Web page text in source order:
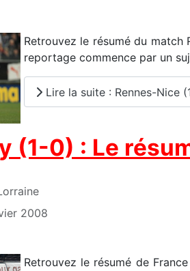
Retrouvez le résumé du
reportage commence par un
Lire la suite : Rennes-Nice
(1-0) : Le
2008
Retrouvez le résumé de